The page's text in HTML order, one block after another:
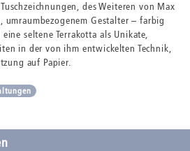
des Weiteren von Max
umraumbezogenem Gestalter – farbig
seltene Terrakotta als Unikate,
in der von ihm entwickelten Technik,
auf Papier.